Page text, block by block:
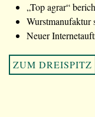
„Top agrar“
Wurstmanufaktur
Neuer
ZUM DREISPITZ